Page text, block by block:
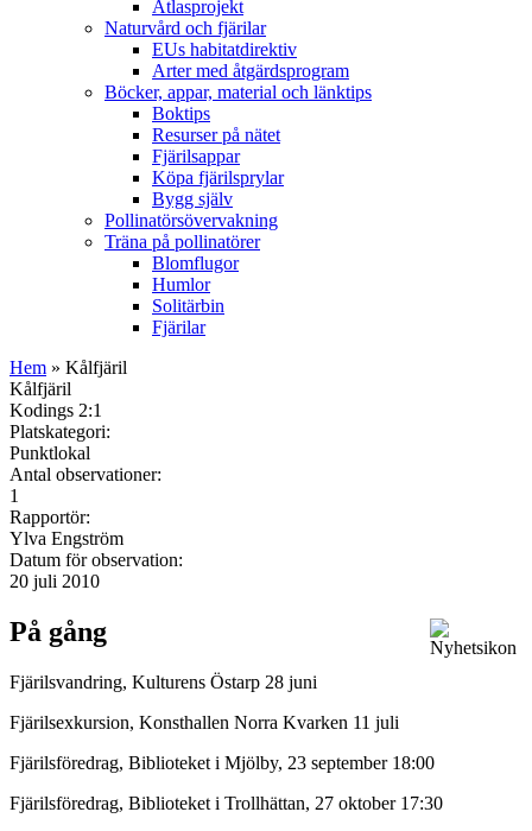
Atlasprojekt
Naturvård och fjärilar
EUs habitatdirektiv
Arter med åtgärdsprogram
Böcker, appar, material och länktips
Boktips
Resurser på nätet
Fjärilsappar
Köpa fjärilsprylar
Bygg själv
Pollinatörsövervakning
Träna på pollinatörer
Blomflugor
Humlor
Solitärbin
Fjärilar
Hem » Kålfjäril
Kålfjäril
Kodings 2:1
Platskategori:
Punktlokal
Antal observationer:
1
Rapportör:
Ylva Engström
Datum för observation:
20 juli 2010
På gång
Fjärilsvandring, Kulturens Östarp 28 juni
Fjärilsexkursion, Konsthallen Norra Kvarken 11 juli
Fjärilsföredrag, Biblioteket i Mjölby, 23 september 18:00
Fjärilsföredrag, Biblioteket i Trollhättan, 27 oktober 17:30